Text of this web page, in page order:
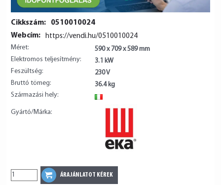
Cikkszám:
0510010024
Webcím:
https://vendi.hu/0510010024
Méret:
590 x 709 x 589 mm
Elektromos teljesítmény:
3.1 kW
Feszültség:
230 V
Bruttó tömeg:
36.4 kg
Származási hely:
Gyártó/Márka: